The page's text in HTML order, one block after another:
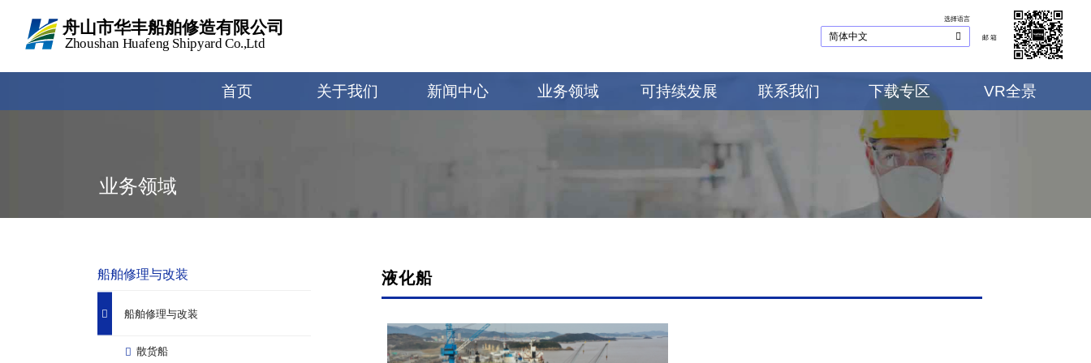
选择语言
邮 箱
首页 关于我们 新闻中心 业务领域 可持续发展 联系我们 下载专区 VR全景
业务领域
船舶修理与改装
船舶修理与改装
散货船
液化船